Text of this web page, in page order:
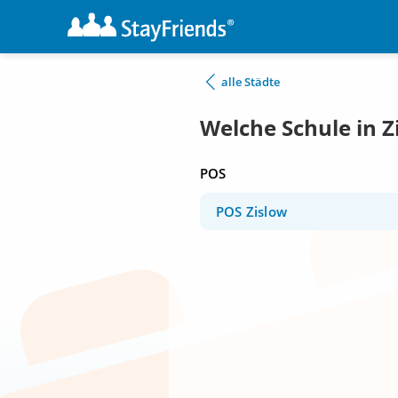
alle Städte
Welche Schule in
POS
POS Zislow